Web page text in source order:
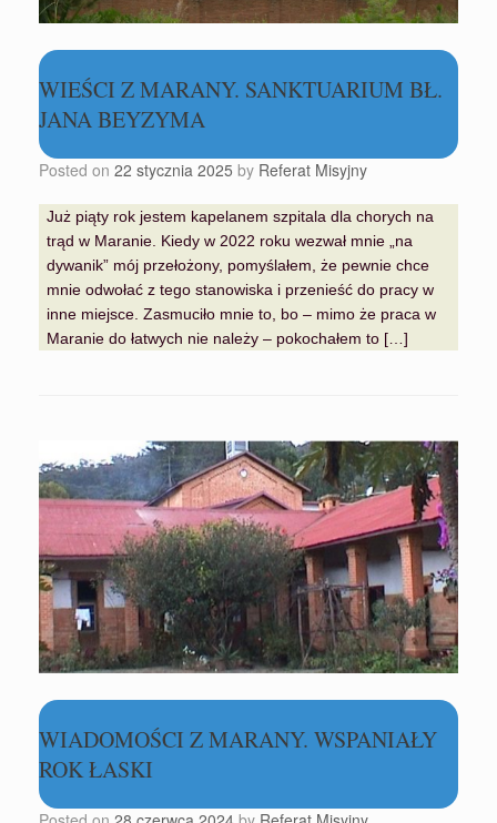
WIEŚCI Z MARANY. SANKTUARIUM BŁ.
JANA BEYZYMA
Posted on 22 stycznia 2025 by Referat Misyjny
Już piąty rok jestem kapelanem szpitala dla chorych na
trąd w Maranie. Kiedy w 2022 roku wezwał mnie „na
dywanik” mój przełożony, pomyślałem, że pewnie chce
mnie odwołać z tego stanowiska i przenieść do pracy w
inne miejsce. Zasmuciło mnie to, bo – mimo że praca w
Maranie do łatwych nie należy – pokochałem to […]
WIADOMOŚCI Z MARANY. WSPANIAŁY
ROK ŁASKI